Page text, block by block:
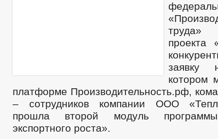
труда»
проекта
заявку
котором
платформе Производительность.рф,
– сотрудников компании ООО
прошла второй модуль программы
экспортного роста».